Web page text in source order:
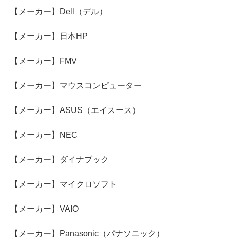
【メーカー】Dell（デル）
【メーカー】日本HP
【メーカー】FMV
【メーカー】マウスコンピューター
【メーカー】ASUS（エイスース）
【メーカー】NEC
【メーカー】ダイナブック
【メーカー】マイクロソフト
【メーカー】VAIO
【メーカー】Panasonic（パナソニック）